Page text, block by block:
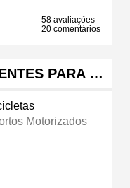
58 avaliações
20 comentários
PARA …
Motorizados